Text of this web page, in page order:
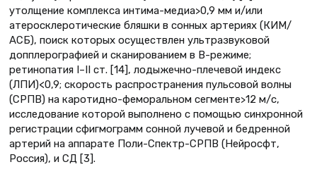
утолщение комплекса интима-медиа>0,9 мм и/или
атеросклеротические бляшки в сонных артериях (КИМ/
АСБ), поиск которых осуществлен ультразвуковой
допплерографией и сканированием в В-режиме;
ретинопатия I–II ст. [14], лодыжечно-плечевой индекс
(ЛПИ)<0,9; скорость распространения пульсовой волны
(СРПВ) на каротидно-феморальном сегменте>12 м/с,
исследование которой выполнено с помощью синхронной
регистрации сфигмограмм сонной лучевой и бедренной
артерий на аппарате Поли-Спектр-СРПВ (Нейросфт,
Россия), и СД [3].